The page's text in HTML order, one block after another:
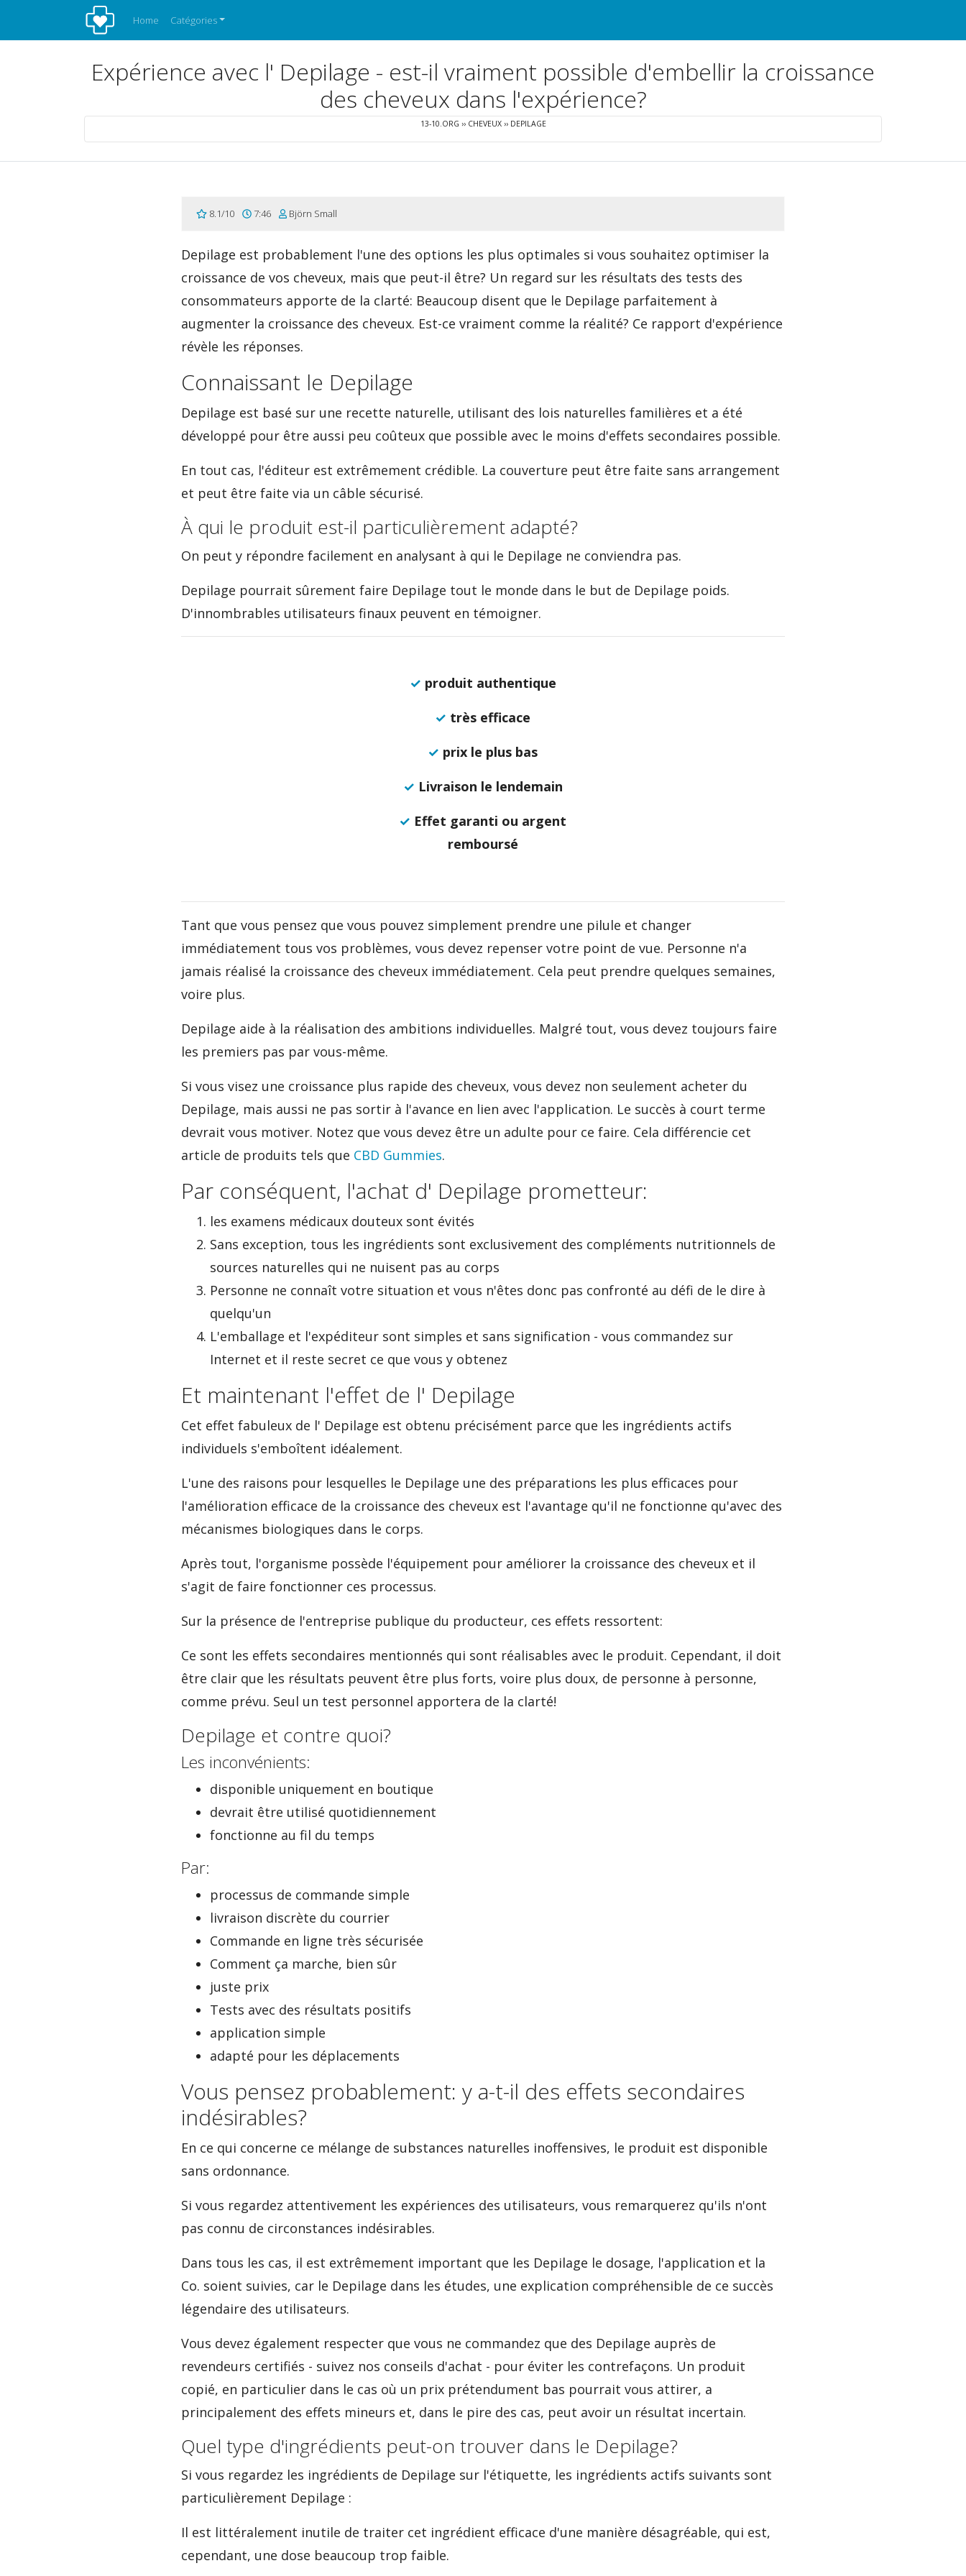
Home Catégories
Expérience avec l' Depilage - est-il vraiment possible d'embellir la croissance
des cheveux dans l'expérience?
13-10.ORG ›› CHEVEUX ›› DEPILAGE
8.1/10 7:46 Björn Small
Depilage est probablement l'une des options les plus optimales si vous souhaitez optimiser la
croissance de vos cheveux, mais que peut-il être? Un regard sur les résultats des tests des
consommateurs apporte de la clarté: Beaucoup disent que le Depilage parfaitement à
augmenter la croissance des cheveux. Est-ce vraiment comme la réalité? Ce rapport d'expérience
révèle les réponses.
Connaissant le Depilage
Depilage est basé sur une recette naturelle, utilisant des lois naturelles familières et a été
développé pour être aussi peu coûteux que possible avec le moins d'effets secondaires possible.
En tout cas, l'éditeur est extrêmement crédible. La couverture peut être faite sans arrangement
et peut être faite via un câble sécurisé.
À qui le produit est-il particulièrement adapté?
On peut y répondre facilement en analysant à qui le Depilage ne conviendra pas.
Depilage pourrait sûrement faire Depilage tout le monde dans le but de Depilage poids.
D'innombrables utilisateurs finaux peuvent en témoigner.
✓ produit authentique
✓ très efficace
✓ prix le plus bas
✓ Livraison le lendemain
✓ Effet garanti ou argent
remboursé
Tant que vous pensez que vous pouvez simplement prendre une pilule et changer
immédiatement tous vos problèmes, vous devez repenser votre point de vue. Personne n'a
jamais réalisé la croissance des cheveux immédiatement. Cela peut prendre quelques semaines,
voire plus.
Depilage aide à la réalisation des ambitions individuelles. Malgré tout, vous devez toujours faire
les premiers pas par vous-même.
Si vous visez une croissance plus rapide des cheveux, vous devez non seulement acheter du
Depilage, mais aussi ne pas sortir à l'avance en lien avec l'application. Le succès à court terme
devrait vous motiver. Notez que vous devez être un adulte pour ce faire. Cela différencie cet
article de produits tels que CBD Gummies.
Par conséquent, l'achat d' Depilage prometteur:
les examens médicaux douteux sont évités
Sans exception, tous les ingrédients sont exclusivement des compléments nutritionnels de
sources naturelles qui ne nuisent pas au corps
Personne ne connaît votre situation et vous n'êtes donc pas confronté au défi de le dire à
quelqu'un
L'emballage et l'expéditeur sont simples et sans signification - vous commandez sur
Internet et il reste secret ce que vous y obtenez
Et maintenant l'effet de l' Depilage
Cet effet fabuleux de l' Depilage est obtenu précisément parce que les ingrédients actifs
individuels s'emboîtent idéalement.
L'une des raisons pour lesquelles le Depilage une des préparations les plus efficaces pour
l'amélioration efficace de la croissance des cheveux est l'avantage qu'il ne fonctionne qu'avec des
mécanismes biologiques dans le corps.
Après tout, l'organisme possède l'équipement pour améliorer la croissance des cheveux et il
s'agit de faire fonctionner ces processus.
Sur la présence de l'entreprise publique du producteur, ces effets ressortent:
Ce sont les effets secondaires mentionnés qui sont réalisables avec le produit. Cependant, il doit
être clair que les résultats peuvent être plus forts, voire plus doux, de personne à personne,
comme prévu. Seul un test personnel apportera de la clarté!
Depilage et contre quoi?
Les inconvénients:
disponible uniquement en boutique
devrait être utilisé quotidiennement
fonctionne au fil du temps
Par:
processus de commande simple
livraison discrète du courrier
Commande en ligne très sécurisée
Comment ça marche, bien sûr
juste prix
Tests avec des résultats positifs
application simple
adapté pour les déplacements
Vous pensez probablement: y a-t-il des effets secondaires
indésirables?
En ce qui concerne ce mélange de substances naturelles inoffensives, le produit est disponible
sans ordonnance.
Si vous regardez attentivement les expériences des utilisateurs, vous remarquerez qu'ils n'ont
pas connu de circonstances indésirables.
Dans tous les cas, il est extrêmement important que les Depilage le dosage, l'application et la
Co. soient suivies, car le Depilage dans les études, une explication compréhensible de ce succès
légendaire des utilisateurs.
Vous devez également respecter que vous ne commandez que des Depilage auprès de
revendeurs certifiés - suivez nos conseils d'achat - pour éviter les contrefaçons. Un produit
copié, en particulier dans le cas où un prix prétendument bas pourrait vous attirer, a
principalement des effets mineurs et, dans le pire des cas, peut avoir un résultat incertain.
Quel type d'ingrédients peut-on trouver dans le Depilage?
Si vous regardez les ingrédients de Depilage sur l'étiquette, les ingrédients actifs suivants sont
particulièrement Depilage :
Il est littéralement inutile de traiter cet ingrédient efficace d'une manière désagréable, qui est,
cependant, une dose beaucoup trop faible.